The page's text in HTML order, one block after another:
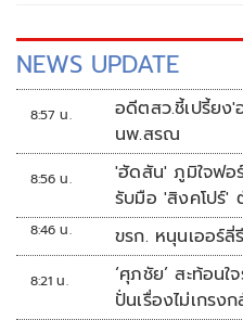
NEWS UPDATE
8:57 น.
อดีตสว.ชี้เปรี้ยง
นพ.สรณ
8:56 น.
'ฮัดสัน' ภูมิใจฟอ
รับมือ 'สิงคโปร์'
8:46 น. ขรก. หนุนเออร์ลี่
8:21 น.
‘ศุภชัย’ สะท้อนใ
ปั่นเรื่องไม่เกรง